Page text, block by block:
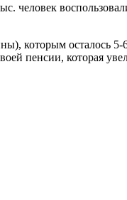
осталось 5-
пенсии, которая